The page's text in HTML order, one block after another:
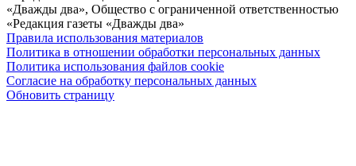
«Дважды два», Общество с ограниченной ответственностью
«Редакция газеты «Дважды два»
Правила использования материалов
Политика в отношении обработки персональных данных
Политика использования файлов cookie
Согласие на обработку персональных данных
Обновить страницу